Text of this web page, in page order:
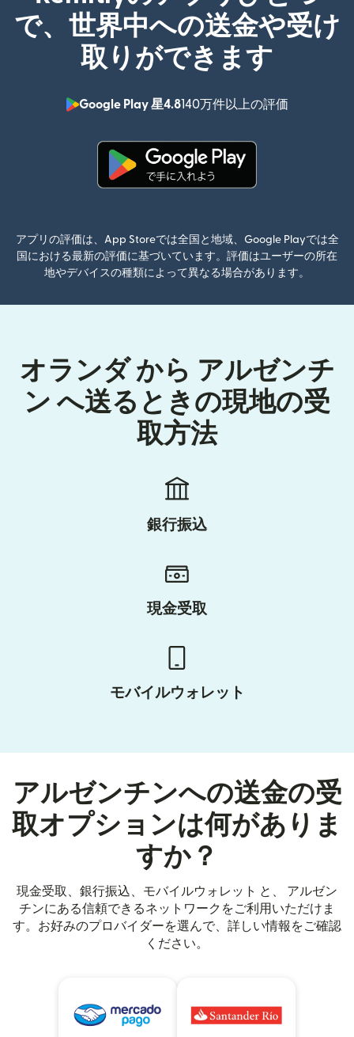
で、世界中への送金や受け
取りができます
Google Play 星4.8140万件以上の評価
（別ウィン
アプリの評価は、App Storeでは全国と地域、Google Playでは全
国における最新の評価に基づいています。評価はユーザーの所在
地やデバイスの種類によって異なる場合があります。
オランダ から アルゼンチ
ン へ送るときの現地の受
取方法
銀行振込
現金受取
モバイルウォレット
アルゼンチンへの送金の受
取オプションは何がありま
すか？
現金受取、銀行振込、モバイルウォレット と、 アルゼン
チンにある信頼できるネットワークをご利用いただけま
す。お好みのプロバイダーを選んで、詳しい情報をご確認
ください。